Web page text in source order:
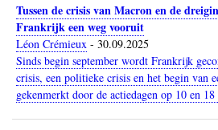
Tussen de crisis van Macron en de
Frankrijk een weg vooruit
Léon Crémieux - 30.09.2025
Sinds begin september wordt Frankrijk
crisis, een politieke crisis en het begin van
gekenmerkt door de actiedagen op 10 en